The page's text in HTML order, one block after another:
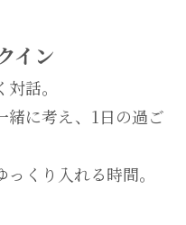
イン
話。
緒に考え、1日の過ご
くり入れる時間。